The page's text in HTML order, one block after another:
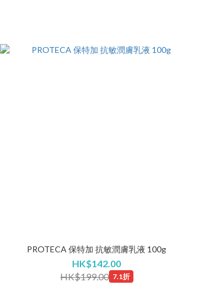
PROTECA 保特加 抗敏潤膚乳液 100g
HK$142.00
HK$199.00 7.1折